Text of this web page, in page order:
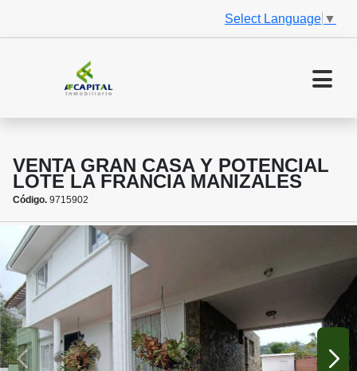
Select Language ▼
VENTA GRAN CASA Y POTENCIAL
LOTE LA FRANCIA MANIZALES
Código. 9715902